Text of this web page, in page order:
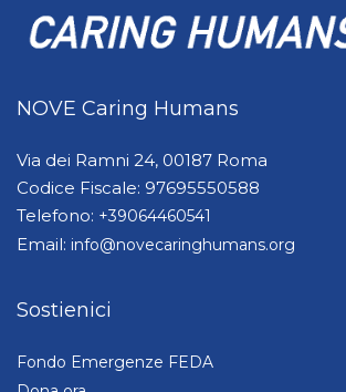
NOVE Caring Humans
Via dei Ramni 24, 00187 Roma
Codice Fiscale: 97695550588
Telefono: +39064460541
Email: info@novecaringhumans.org
Sostienici
Fondo Emergenze FEDA